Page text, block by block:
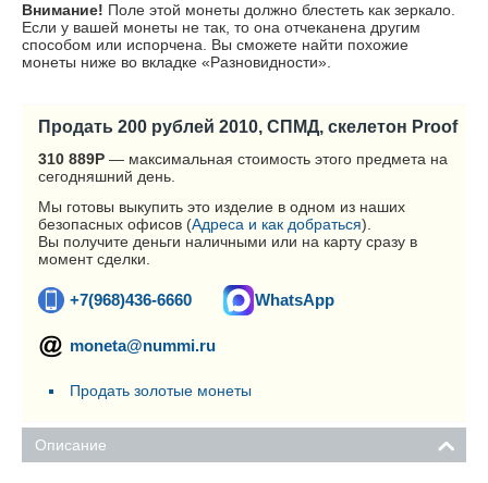
Внимание! Поле этой монеты должно блестеть как зеркало.
Если у вашей монеты не так, то она отчеканена другим
способом или испорчена. Вы сможете найти похожие
монеты ниже во вкладке «Разновидности».
Продать 200 рублей 2010, СПМД, скелетон Proof
310 889Р — максимальная стоимость этого предмета на
сегодняшний день.
Мы готовы выкупить это изделие в одном из наших
безопасных офисов (Адреса и как добраться).
Вы получите деньги наличными или на карту сразу в
момент сделки.
+7(968)436-6660 WhatsApp
moneta@nummi.ru
Продать золотые монеты
Описание